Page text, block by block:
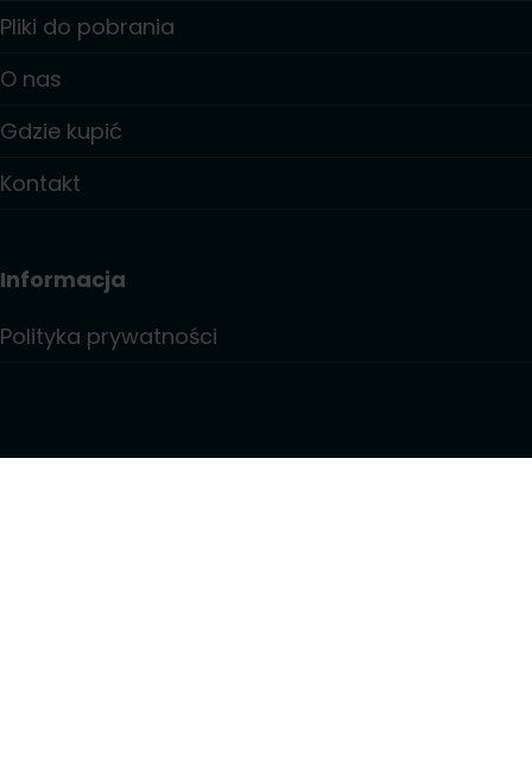
Pliki do pobrania
O nas
Gdzie kupić
Kontakt
Informacja
Polityka prywatności